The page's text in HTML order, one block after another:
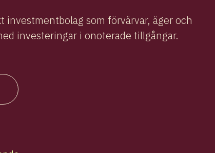
investmentbolag som förvärvar, äger och
investeringar i onoterade tillgångar.